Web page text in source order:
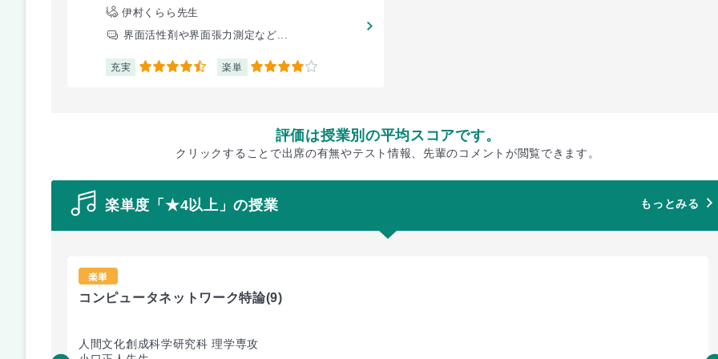
伊村くらら先生
界面活性剤や界面張力測定など...
充実 4.5 楽単 4
評価は授業別の平均スコアです。
クリックすることで出席の有無やテスト情報、先輩のコメントが閲覧できます。
楽単度「★4以上」の授業 もっとみる
楽単
コンピュータネットワーク特論(9)
人間文化創成科学研究科 理学専攻